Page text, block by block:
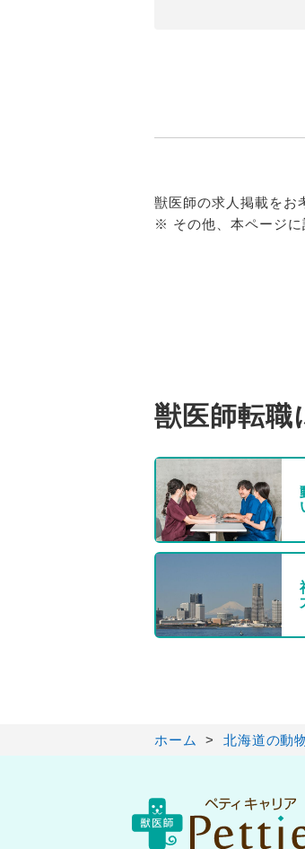
獣医師の求人掲載をお
※ その他、本ページに
獣医師転職
ホーム 北海道の動